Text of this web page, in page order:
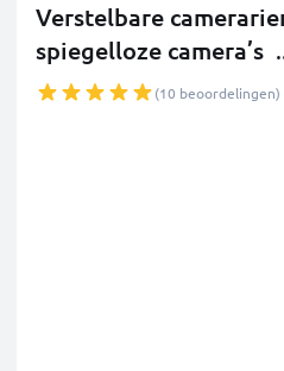
Verstelbare
spiegelloze camera’s
(10 beoordelingen)